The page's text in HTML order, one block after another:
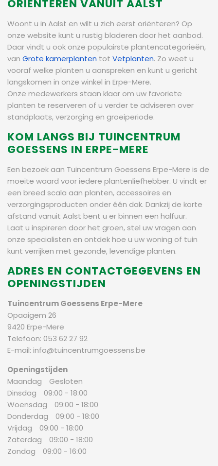
ORIËNTEREN VANUIT AALST
Woont u in Aalst en wilt u zich eerst oriënteren? Op
onze website kunt u rustig bladeren door het aanbod.
Daar vindt u ook onze populairste plantencategorieën,
van Grote kamerplanten tot Vetplanten. Zo weet u
vooraf welke planten u aanspreken en kunt u gericht
langskomen in onze winkel in Erpe-Mere.
Onze medewerkers staan klaar om uw favoriete
planten te reserveren of u verder te adviseren over
standplaats, verzorging en groeiperiode.
KOM LANGS BIJ TUINCENTRUM
GOESSENS IN ERPE-MERE
Een bezoek aan Tuincentrum Goessens Erpe-Mere is de
moeite waard voor iedere plantenliefhebber. U vindt er
een breed scala aan planten, accessoires en
verzorgingsproducten onder één dak. Dankzij de korte
afstand vanuit Aalst bent u er binnen een halfuur.
Laat u inspireren door het groen, stel uw vragen aan
onze specialisten en ontdek hoe u uw woning of tuin
kunt verrijken met gezonde, levendige planten.
ADRES EN CONTACTGEGEVENS EN
OPENINGSTIJDEN
Tuincentrum Goessens Erpe-Mere
Opaaigem 26
9420 Erpe-Mere
Telefoon: 053 62 27 92
E-mail: info@tuincentrumgoessens.be
Openingstijden
Maandag Gesloten
Dinsdag 09:00 - 18:00
Woensdag 09:00 - 18:00
Donderdag 09:00 - 18:00
Vrijdag 09:00 - 18:00
Zaterdag 09:00 - 18:00
Zondag 09:00 - 16:00